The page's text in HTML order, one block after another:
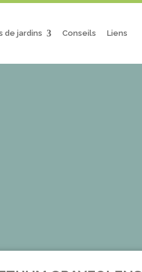
de jardins Conseils Liens